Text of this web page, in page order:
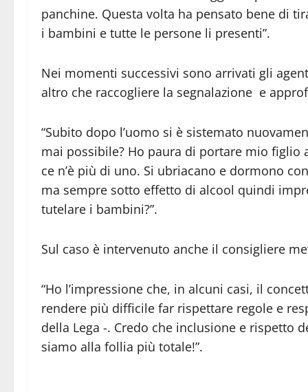
panchine. Questa volta ha pensato bene di
i bambini e tutte le persone li presenti”.
Nei momenti successivi sono arrivati gli
altro che raccogliere la segnalazione e
“Subito dopo l’uomo si è sistemato
mai possibile? Ho paura di portare mio figlio
ce n’è più di uno. Si ubriacano e dormono
ma sempre sotto effetto di alcool quindi
tutelare i bambini?”.
Sul caso è intervenuto anche il consigliere
“Ho l’impressione che, in alcuni casi, il
rendere più difficile far rispettare regole e
della Lega -. Credo che inclusione e rispetto
siamo alla follia più totale!”.